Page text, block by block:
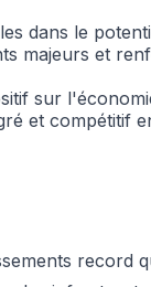
dans le
majeurs et
sur
et compétitif
record